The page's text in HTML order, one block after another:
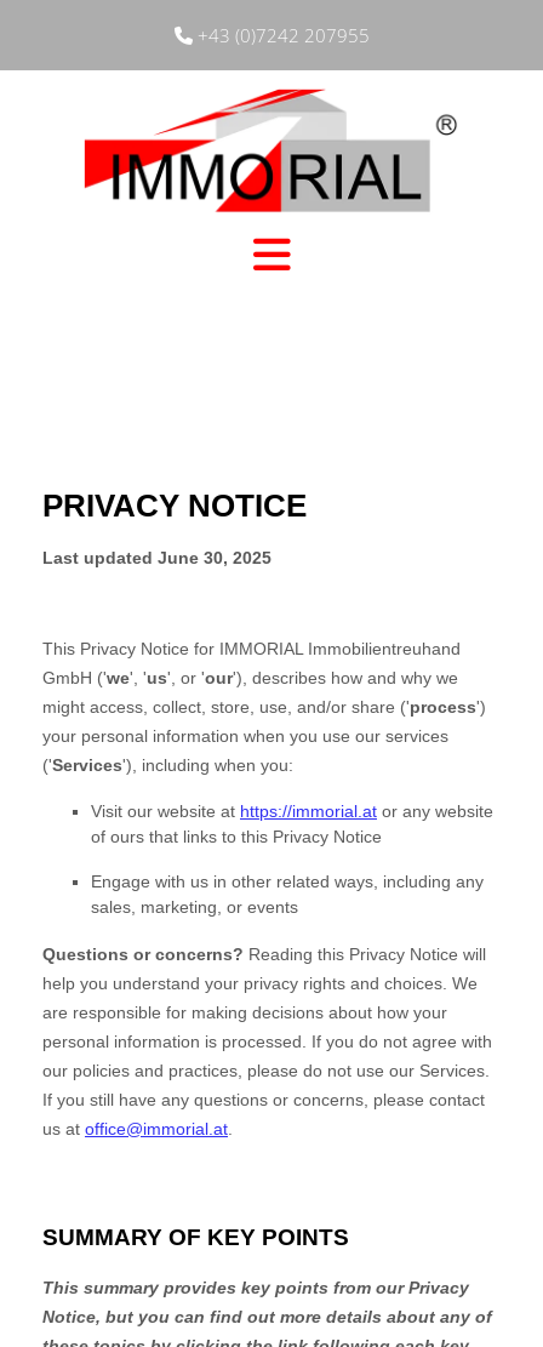
 +43 (0)7242 207955